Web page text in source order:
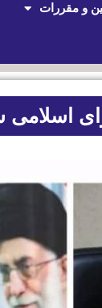
و مقررات
اسلامی